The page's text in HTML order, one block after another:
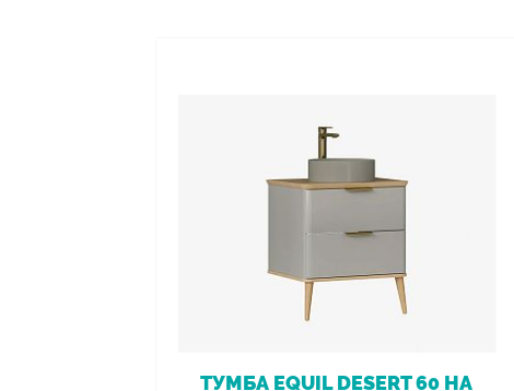
ТУМБА EQUIL DESERT 60 НА